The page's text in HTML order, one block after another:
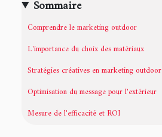
Sommaire
Comprendre le marketing outdoor
L'importance du choix des matériaux
Stratégies créatives en marketing outdoor
Optimisation du message pour l'extérieur
Mesure de l'efficacité et ROI